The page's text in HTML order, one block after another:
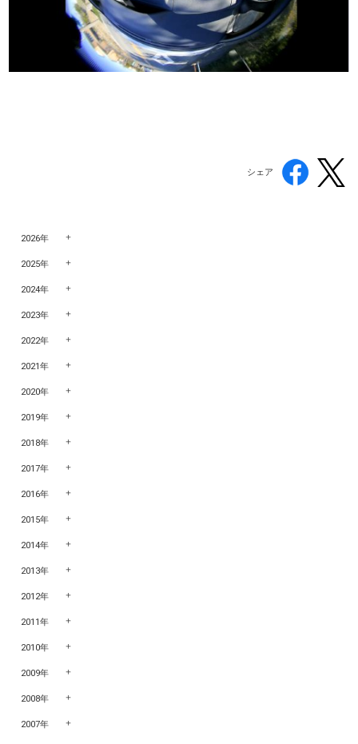
シェア
2026年
2025年
2024年
2023年
2022年
2021年
2020年
2019年
2018年
2017年
2016年
2015年
2014年
2013年
2012年
2011年
2010年
2009年
2008年
2007年